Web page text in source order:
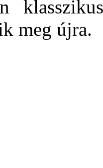
meg újra.